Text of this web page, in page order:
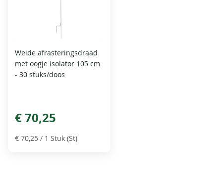
Weide afrasteringsdraad
met oogje isolator 105 cm
- 30 stuks/doos
€ 70,25
€ 70,25 / 1 Stuk (St)